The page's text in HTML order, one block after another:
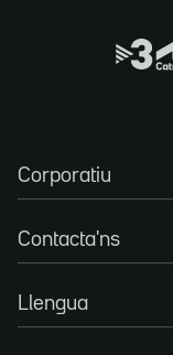
Corporatiu
Contacta'ns
Llengua